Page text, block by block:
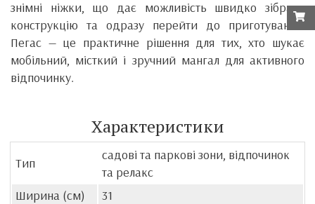
знімні ніжки, що дає можливість швидко зібрати
конструкцію та одразу перейти до приготування.
Пегас — це практичне рішення для тих, хто шукає
мобільний, місткий і зручний мангал для активного
відпочинку.
Характеристики
Тип
садові та паркові зони, відпочинок
та релакс
Ширина (см)
31